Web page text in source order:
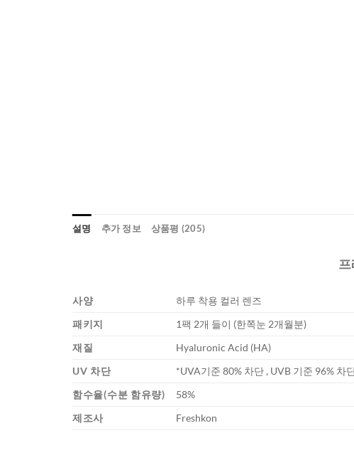
설명 추가 정보 상품평 (205)
사양
하루 착용 컬러 렌즈
패키지
1팩 2개 들이 (한쪽눈 2개월분)
재질
Hyaluronic Acid (HA)
UV 차단
*UVA기준 80% 차단 , UVB 기준 96% 차
함수율(수분 함유량)
58%
제조사
Freshkon